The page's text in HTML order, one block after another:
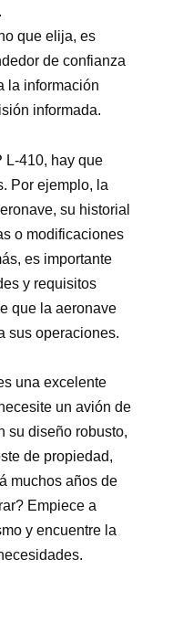
que elija, es
de confianza
la información
informada.
L-410, hay que
Por ejemplo, la
su historial
o modificaciones
es importante
y requisitos
que la aeronave
sus operaciones.
una excelente
un avión de
su diseño robusto,
de propiedad,
muchos años de
Empiece a
y encuentre la